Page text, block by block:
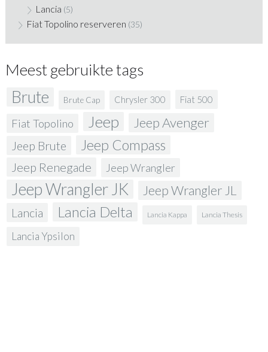
Lancia (5)
Fiat Topolino reserveren (35)
Meest gebruikte tags
Brute Brute Cap Chrysler 300 Fiat 500
Fiat Topolino Jeep Jeep Avenger
Jeep Brute Jeep Compass
Jeep Renegade Jeep Wrangler
Jeep Wrangler JK Jeep Wrangler JL
Lancia Lancia Delta Lancia Kappa Lancia Thesis
Lancia Ypsilon